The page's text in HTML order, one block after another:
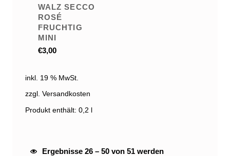
WALZ SECCO
ROSÉ
FRUCHTIG
MINI
€3,00
inkl. 19 % MwSt.
zzgl. Versandkosten
Produkt enthält: 0,2 l
Ergebnisse 26 – 50 von 51 werden